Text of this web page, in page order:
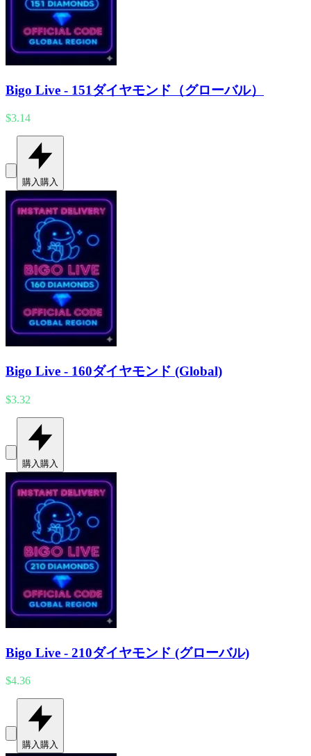
Bigo Live - 151ダイヤモンド（グローバル）
$3.14
購入購入
Bigo Live - 160ダイヤモンド (Global)
$3.32
購入 購入
Bigo Live - 210ダイヤモンド (グローバル)
$4.36
購入購入